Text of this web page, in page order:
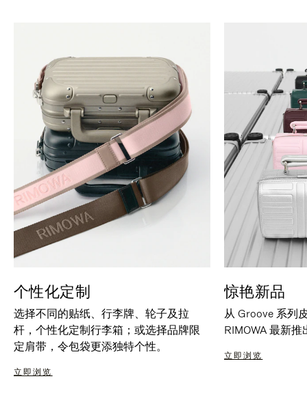
个性化定制
选择不同的贴纸、行李牌、轮子及拉
杆，个性化定制行李箱；或选择品牌限
定肩带，令包袋更添独特个性。
立即浏览
惊艳新品
从 Groove 系列
RIMOWA 最新
立即浏览